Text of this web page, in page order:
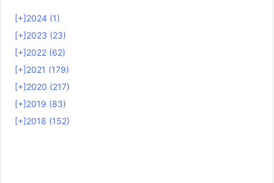
[+]2024 (1)
[+]2023 (23)
[+]2022 (62)
[+]2021 (179)
[+]2020 (217)
[+]2019 (83)
[+]2018 (152)